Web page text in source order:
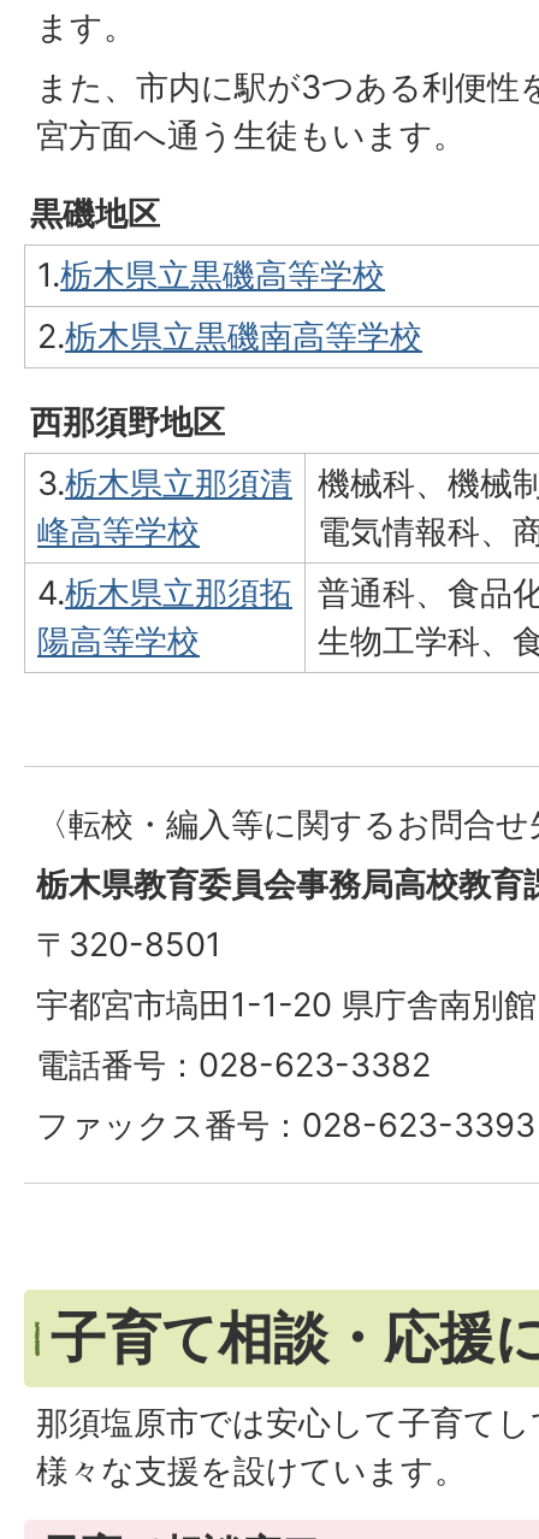
ます。
また、市内に駅が3つある利便性
宮方面へ通う生徒もいます。
黒磯地区
1.栃木県立黒磯高等学校
2.栃木県立黒磯南高等学校
西那須野地区
3.栃木県立那須清
峰高等学校
機械科、機械
電気情報科、
4.栃木県立那須拓
陽高等学校
普通科、食品
生物工学科、
〈転校・編入等に関するお問合
栃木県教育委員会事務局高校教育
〒320-8501
宇都宮市塙田1-1-20 県庁舎南別
電話番号：028-623-3382
ファックス番号：028-623-3393
子育て相談・応援
那須塩原市では安心して子育て
様々な支援を設けています。